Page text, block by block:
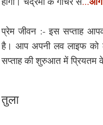
प्रेम जीवन :- इस सप्ताह
है। आप अपनी लव लाइफ
सप्ताह की शुरुआत में प्रियतम
तुला